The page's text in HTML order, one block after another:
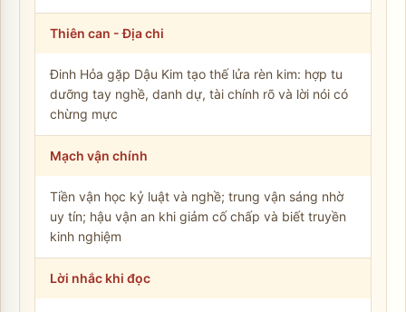
Thiên can - Địa chi
Đinh Hỏa gặp Dậu Kim tạo thế lửa rèn kim: hợp tu
dưỡng tay nghề, danh dự, tài chính rõ và lời nói có
chừng mực
Mạch vận chính
Tiền vận học kỷ luật và nghề; trung vận sáng nhờ
uy tín; hậu vận an khi giảm cố chấp và biết truyền
kinh nghiệm
Lời nhắc khi đọc